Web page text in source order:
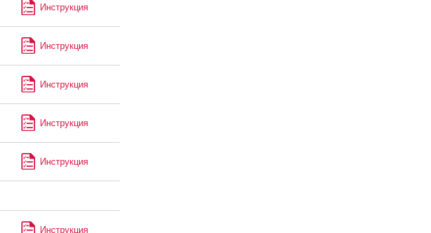
Инструкция
Инструкция
Инструкция
Инструкция
Инструкция
Инструкция